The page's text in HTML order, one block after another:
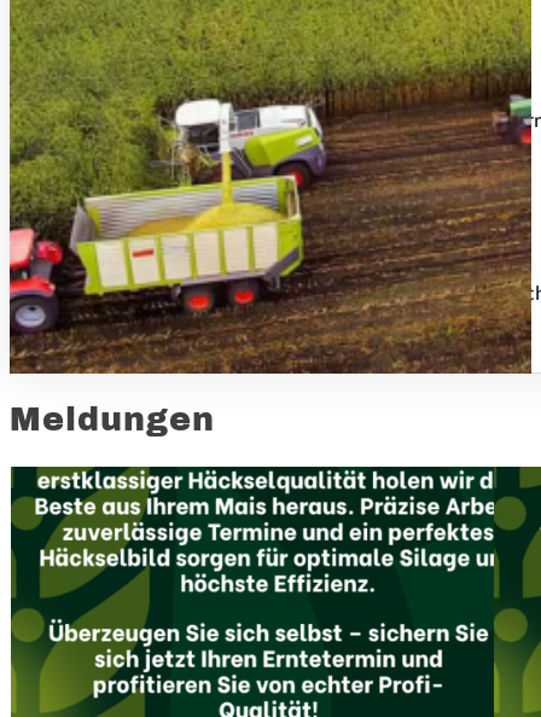
Mit uns erhalten Sie einenPartner, der Arbeiten dank
durchführt.
Wir bieten Dienstleistungen für dieLandwirtschaftaber
Meldungen